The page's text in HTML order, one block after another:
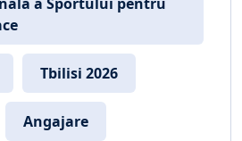
Tbilisi 2026
Angajare